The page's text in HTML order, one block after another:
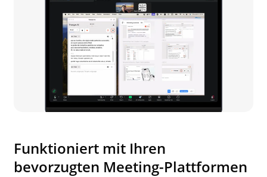
Funktioniert mit Ihren
bevorzugten Meeting-Plattformen